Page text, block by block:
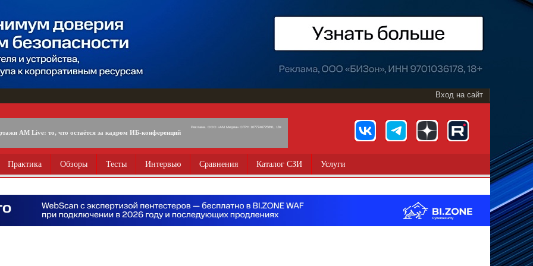
Вход на сайт
AM Live: то, что остаётся за кадром ИБ-конференций
Реклама. ООО «АМ Медиа» ОГРН 1077746725891, 18+
Практика Обзоры Тесты Интервью Сравнения Каталог СЗИ Услуги